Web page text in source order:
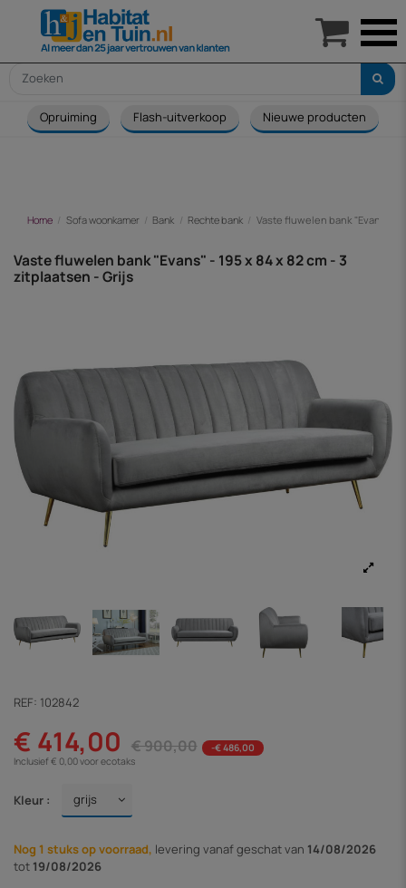
Opruiming Flash-uitverkoop Nieuwe producten
Home Sofa woonkamer Bank Rechte bank Vaste fluwelen bank "Evans" -
Vaste fluwelen bank "Evans" - 195 x 84 x 82 cm - 3
zitplaatsen - Grijs
REF: 102842
€ 414,00 € 900,00
-€ 486,00
Inclusief € 0,00 voor ecotaks
Kleur :
Nog 1 stuks op voorraad, levering vanafgeschat van 14/08/2026
tot 19/08/2026
